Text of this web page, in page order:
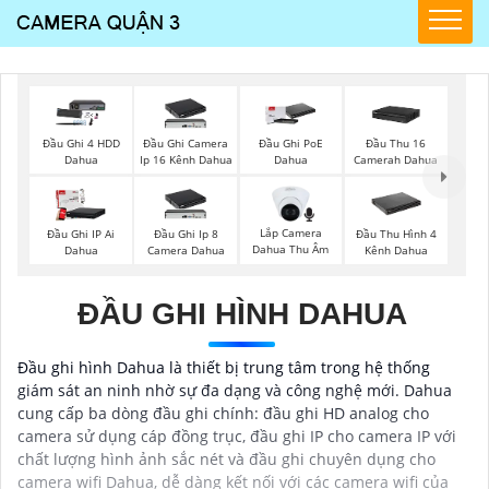
Đầu Ghi 4 HDD
Dahua
Đầu Ghi Camera
Ip 16 Kênh Dahua
Đầu Ghi PoE
Dahua
Đầu Thu 16
Camerah Dahua
Đầu Ghi IP Ai
Dahua
Đầu Ghi Ip 8
Camera Dahua
Lắp Camera
Dahua Thu Âm
Đầu Thu Hình 4
Kênh Dahua
ĐẦU GHI HÌNH DAHUA
Đầu ghi hình Dahua là thiết bị trung tâm trong hệ thống
giám sát an ninh nhờ sự đa dạng và công nghệ mới. Dahua
cung cấp ba dòng đầu ghi chính: đầu ghi HD analog cho
camera sử dụng cáp đồng trục, đầu ghi IP cho camera IP với
chất lượng hình ảnh sắc nét và đầu ghi chuyên dụng cho
camera wifi Dahua, dễ dàng kết nối với các camera wifi của